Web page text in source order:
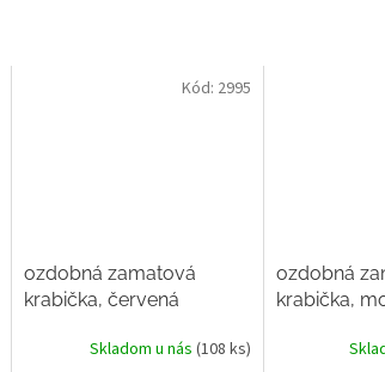
ozdobná zamatová
krabička, červená
Skladom u nás (108 ks)
Kód: 2995
ozdobná
krabička,